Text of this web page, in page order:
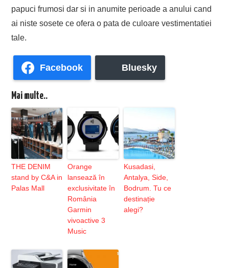
papuci frumosi dar si in anumite perioade a anului cand
ai niste sosete ce ofera o pata de culoare vestimentatiei
tale.
Facebook Bluesky
Mai multe..
THE DENIM
stand by C&A in
Palas Mall
Orange
lansează în
exclusivitate în
România
Garmin
vivoactive 3
Music
Kusadasi,
Antalya, Side,
Bodrum. Tu ce
destinație
alegi?